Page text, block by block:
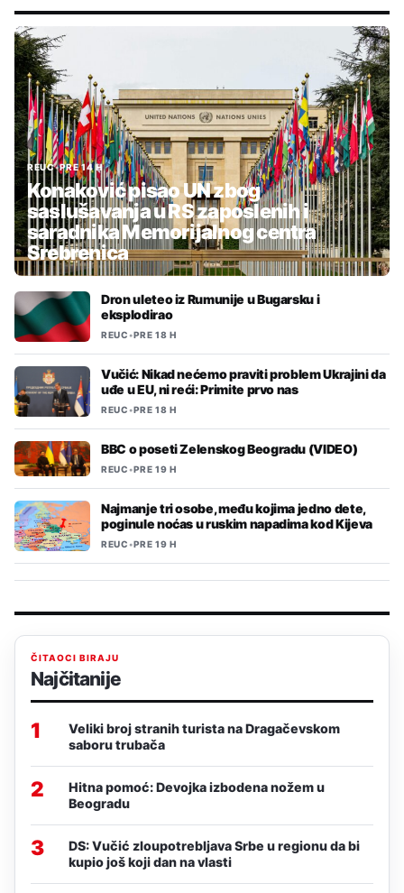
REUC•PRE 14 H
Konaković pisao UN zbog
saslušavanja u RS zaposlenih i
saradnika Memorijalnog centra
Srebrenica
Dron uleteo iz Rumunije u Bugarsku i
eksplodirao
REUC•PRE 18 H
Vučić: Nikad nećemo praviti problem Ukrajini da
uđe u EU, ni reći: Primite prvo nas
REUC•PRE 18 H
BBC o poseti Zelenskog Beogradu (VIDEO)
REUC•PRE 19 H
Najmanje tri osobe, među kojima jedno dete,
poginule noćas u ruskim napadima kod Kijeva
REUC•PRE 19 H
ČITAOCI BIRAJU
Najčitanije
1
Veliki broj stranih turista na Dragačevskom
saboru trubača
2
Hitna pomoć: Devojka izbodena nožem u
Beogradu
3
DS: Vučić zloupotrebljava Srbe u regionu da bi
kupio još koji dan na vlasti